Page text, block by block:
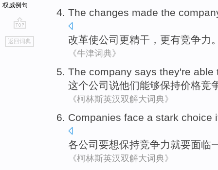
权威例句
go
top
返回词典
The changes made the
改革使公司 更精干 ，更有竞争力
《牛津词典》
The company says they're able
这个公司 说他们能够保持价格竞
《柯林斯英汉双解大词典》
Companies face a stark choice
各公司 要想保持竞争力就要面临
《柯林斯英汉双解大词典》